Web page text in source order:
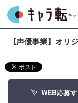
キャ
【声優事業】オリ
WEB応募